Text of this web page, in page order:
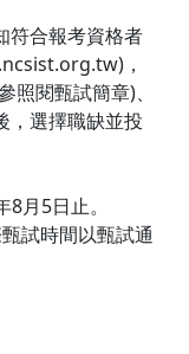
符合報考資格者
，
閱甄試簡章)、
，選擇職缺並投
月5日止。
試時間以甄試通